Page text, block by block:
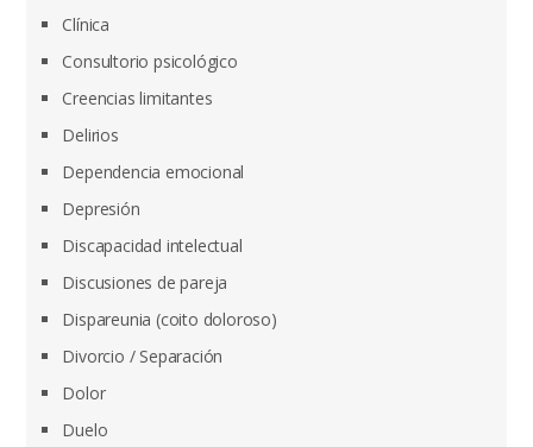
Clínica
Consultorio psicológico
Creencias limitantes
Delirios
Dependencia emocional
Depresión
Discapacidad intelectual
Discusiones de pareja
Dispareunia (coito doloroso)
Divorcio / Separación
Dolor
Duelo